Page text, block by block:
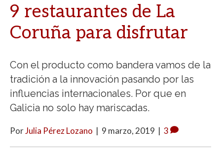
9 restaurantes de La
Coruña para disfrutar
Con el producto como bandera vamos de la
tradición a la innovación pasando por las
influencias internacionales. Por que en
Galicia no solo hay mariscadas.
PorJulia Pérez Lozano | 9 marzo, 2019 | 3